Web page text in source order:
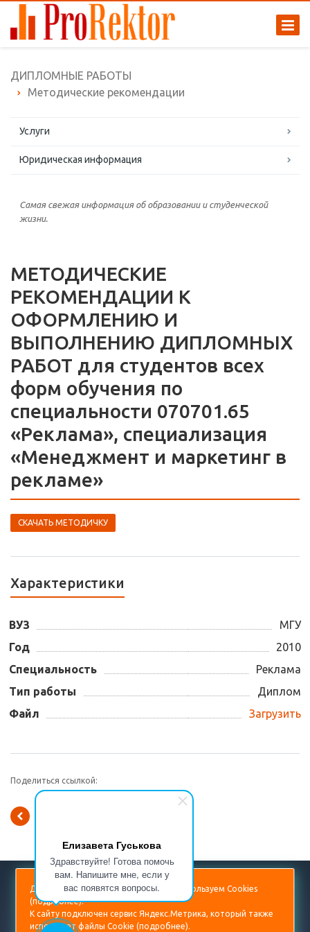
Елизавета Гуськова
Здравствуйте! Готова помочь
вам. Напишите мне, если у
вас появятся вопросы.
ДИПЛОМНЫЕ РАБОТЫ
Методические рекомендации
Услуги
Юридическая информация
Самая свежая информация об образовании и студенческой
жизни.
МЕТОДИЧЕСКИЕ
РЕКОМЕНДАЦИИ К
ОФОРМЛЕНИЮ И
ВЫПОЛНЕНИЮ ДИПЛОМНЫХ
РАБОТ для студентов всех
форм обучения по
специальности 070701.65
«Реклама», специализация
«Менеджмент и маркетинг в
рекламе»
СКАЧАТЬ МЕТОДИЧКУ
Характеристики
ВУЗ
МГУ
Год
2010
Специальность
Реклама
Тип работы
Диплом
Файл
Загрузить
Поделиться ссылкой:
+7 (499) 938-53-60
diplom@prorektor.ru
Для повышения удобства сайта мы используем Cookies
(подробнее).
К сайту подключен сервис Яндекс.Метрика, который также
использует файлы Cookie (подробнее).